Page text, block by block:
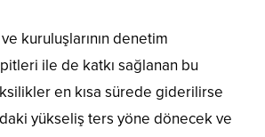
kuruluşlarının denetim
ile de katkı sağlanan bu
en kısa sürede giderilirse
yükseliş ters yöne dönecek ve